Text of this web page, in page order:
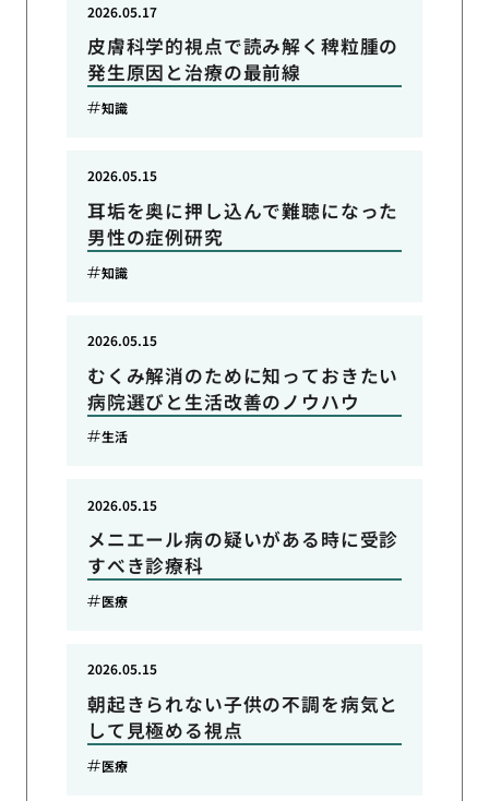
皮膚科学的視点で読み解く稗粒腫の
発生原因と治療の最前線
2026.05.17
知識
耳垢を奥に押し込んで難聴になった
男性の症例研究
2026.05.15
知識
むくみ解消のために知っておきたい
病院選びと生活改善のノウハウ
2026.05.15
生活
メニエール病の疑いがある時に受診
すべき診療科
2026.05.15
医療
朝起きられない子供の不調を病気と
して見極める視点
2026.05.15
医療